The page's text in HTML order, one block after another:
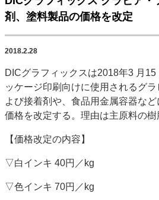
TOP
新着記事 特集記事
インタビュー
コレクション
SDGs・地域
ポストプレス ビジネス
市場・統計
人事・移転・異動・訃報
特集記事カテゴリー一覧
2022 見える化・MIS特集
特集・デジタル印刷 アイデアで勝負！ ～多様
特集・デジタル印刷 ～ 新成長軌道を描く
剤、塗料製品の価格を改定
2018.2.28
DICグラフィックスは2018年3 月
ッケージ印刷向けに使用されるグ
よび接着剤や、食品用金属容器な
価格を改定する。理由は主原料の樹
【価格改定の内容】
▽白インキ 40円／kg
▽色インキ 70円／kg